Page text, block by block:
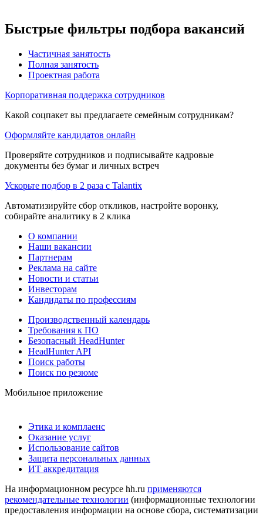
Быстрые фильтры подбора вакансий
Частичная занятость
Полная занятость
Проектная работа
Корпоративная поддержка сотрудников
Какой соцпакет вы предлагаете семейным сотрудникам?
Оформляйте кандидатов онлайн
Проверяйте сотрудников и подписывайте кадровые
документы без бумаг и личных встреч
Ускорьте подбор в 2 раза с Talantix
Автоматизируйте сбор откликов, настройте воронку,
собирайте аналитику в 2 клика
О компании
Наши вакансии
Партнерам
Реклама на сайте
Новости и статьи
Инвесторам
Кандидаты по профессиям
Производственный календарь
Требования к ПО
Безопасный HeadHunter
HeadHunter API
Поиск работы
Поиск по резюме
Мобильное приложение
Этика и комплаенс
Оказание услуг
Использование сайтов
Защита персональных данных
ИТ аккредитация
На информационном ресурсе hh.ru применяются
рекомендательные технологии (информационные технологии
предоставления информации на основе сбора, систематизации